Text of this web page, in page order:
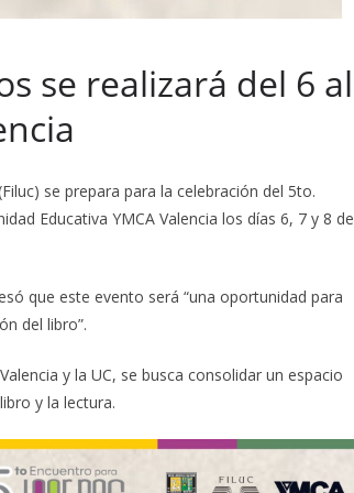
se realizará del 6 al
se prepara para la celebración del 5to.
Educativa YMCA Valencia los días 6, 7 y 8 de
que este evento será “una oportunidad para
del libro”.
y la UC, se busca consolidar un espacio
y la lectura.